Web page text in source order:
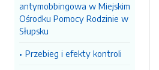
antymobbingowa w Miejskim
Ośrodku Pomocy Rodzinie w
Słupsku
Przebieg i efekty kontroli